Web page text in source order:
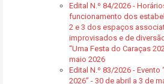
Edital N.º 84/2026 -
funcionamento dos
2 e 3 dos espaços
improvisados e de
“Uma Festa do Caraças
maio 2026
Edital N.º 83/2026 - Evento
2026” - 30 de abril a 3 de